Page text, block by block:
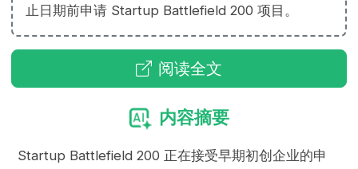
止日期前申请 Startup Battlefield 200 项目。
阅读全文
内容摘要
Startup Battlefield 200 正在接受早期初创企业的申